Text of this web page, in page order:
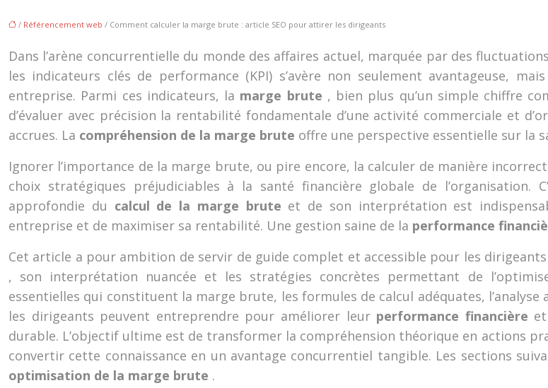
/ Référencement web / Comment calculer la marge brute : article SEO pour attirer les dirigeants
Dans l’arène concurrentielle du monde des affaires actuel, marquée par des
les indicateurs clés de performance (KPI) s’avère non seulement avantageuse,
entreprise. Parmi ces indicateurs, la marge brute , bien plus qu’un simple chiffre
d’évaluer avec précision la rentabilité fondamentale d’une activité commerciale et
accrues. La compréhension de la marge brute offre une perspective essentielle sur la
Ignorer l’importance de la marge brute, ou pire encore, la calculer de manière
choix stratégiques préjudiciables à la santé financière globale de l’organisation.
approfondie du calcul de la marge brute et de son interprétation est
entreprise et de maximiser sa rentabilité. Une gestion saine de la performance
Cet article a pour ambition de servir de guide complet et accessible pour les
, son interprétation nuancée et les stratégies concrètes permettant de
essentielles qui constituent la marge brute, les formules de calcul adéquates,
les dirigeants peuvent entreprendre pour améliorer leur performance financière
durable. L’objectif ultime est de transformer la compréhension théorique en actions
convertir cette connaissance en un avantage concurrentiel tangible. Les sections
optimisation de la marge brute .